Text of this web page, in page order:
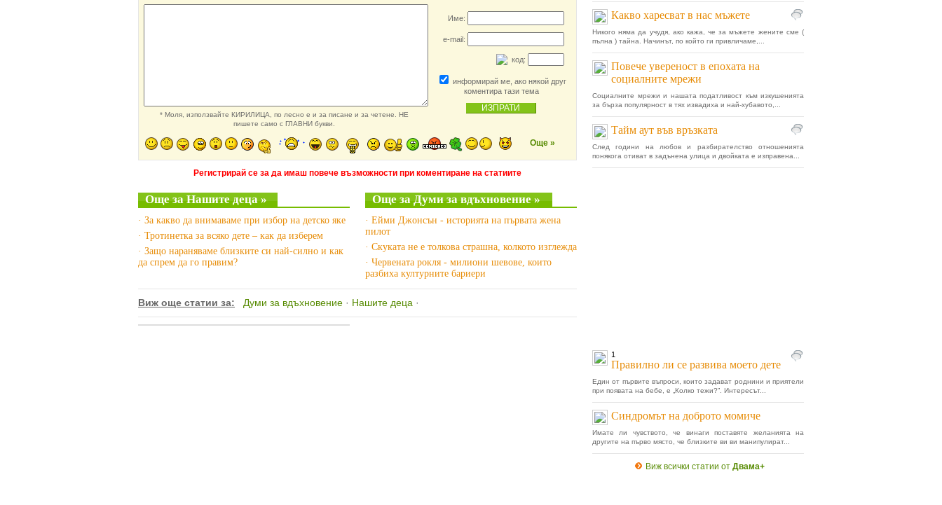
* Моля, използвайте КИРИЛИЦА, по лесно е и за писане и за четене. НЕ
пишете само с ГЛАВНИ букви.
Име:
e-mail:
код:
информирай ме, ако някой друг
коментира тази тема
Още »
Регистрирай се за да имаш повече възможности при коментиране на статиите
Още за Нашите деца »
· За какво да внимаваме при избор на детско яке
· Тротинетка за всяко дете – как да изберем
· Защо нараняваме близките си най-силно и как
да спрем да го правим?
Още за Думи за вдъхновение »
· Ейми Джонсън - историята на първата жена
пилот
· Скуката не е толкова страшна, колкото изглежда
· Червената рокля - милиони шевове, които
разбиха културните бариери
Виж още статии за: Думи за вдъхновение · Нашите деца ·
Какво харесват в нас мъжете
Никого няма да учудя, ако кажа, че за мъжете жените сме (
пълна ) тайна. Начинът, по който ги привличаме,...
Повече увереност в епохата на
социалните мрежи
Социалните мрежи и нашата податливост към изкушенията
за бърза популярност в тях извадиха и най-хубавото,...
Тайм аут във връзката
След години на любов и разбирателство отношенията
понякога отиват в задънена улица и двойката е изправена...
1
Правилно ли се развива моето дете
Един от първите въпроси, които задават роднини и приятели
при появата на бебе, е „Колко тежи?”. Интересът...
Синдромът на доброто момиче
Имате ли чувството, че винаги поставяте желанията на
другите на първо място, че близките ви ви манипулират...
Виж всички статии от Двама+